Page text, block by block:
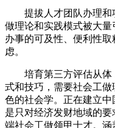
提拔人才团队办理和
做理论和实践模式被大
办事的可及性、便利性
虑。
培育第三方评估从体
式和技巧，需要社会工
色的社会学。正在建立
是只对经济发财地域的
端社会工做领甲士才。